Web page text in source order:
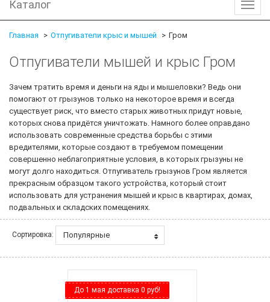
Каталог
Главная Отпугиватели крыс и мышей Гром
Отпугиватели мышей и крыс Гром
Зачем тратить время и деньги на яды и мышеловки? Ведь они
помогают от грызунов только на некоторое время и всегда
существует риск, что вместо старых животных придут новые,
которых снова придётся уничтожать. Намного более оправдано
использовать современные средства борьбы с этими
вредителями, которые создают в требуемом помещении
совершенно неблагоприятные условия, в которых грызуны не
могут долго находиться. Отпугиватель грызунов Гром является
прекрасным образцом такого устройства, который стоит
использовать для устранения мышей и крыс в квартирах, домах,
подвальных и складских помещениях.
Сортировка: Популярные
До 1 мая доставка 0 руб!